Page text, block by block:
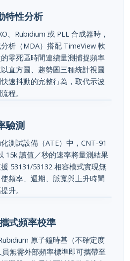
特性分析
、Rubidium 或 PLL 合成器時，
析（MDA）搭配 TimeView 軟
零死區時間連續量測捕捉頻率
直方圖、趨勢圖三種統計視圖
速抖動的完整行為，取代示波
程。
驗測
測試設備（ATE）中，CNT-91
15k 讀值／秒的速率將量測結果
53131/53132 相容模式實現無
頻率、週期、脈寬與上升時間
升。
式頻率校準
原子鐘時基（不確定度
員無需外部頻率標準即可攜帶至